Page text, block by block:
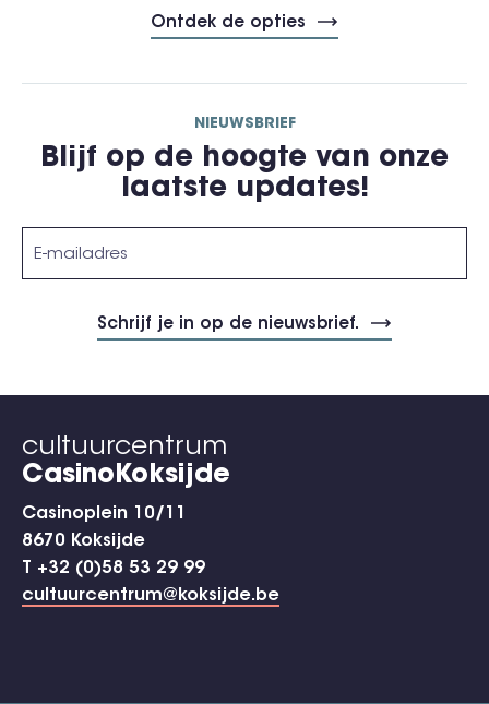
Ontdek de opties
NIEUWSBRIEF
Blijf op de hoogte van onze
laatste updates!
cultuurcentrum
CasinoKoksijde
Casinoplein 10/11
8670 Koksijde
T +32 (0)58 53 29 99
cultuurcentrum@koksijde.be